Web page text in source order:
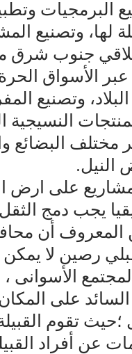
البرمجيات
لها، وتصنيع
جنوب شرق
عبر الأسواق
وتصنيع
مختلف البضائع
النيل.
على ارض
يجب دمج
المعروف أن
رصين لا يمكن
الأسوانى ،
على
تقوم
عن أفراد